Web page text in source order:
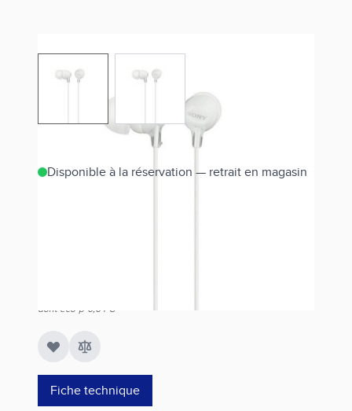
View larger imageView larger image
Disponible à la réservation — retrait en magasin
dont éco-p 0,04 €
Fiche technique